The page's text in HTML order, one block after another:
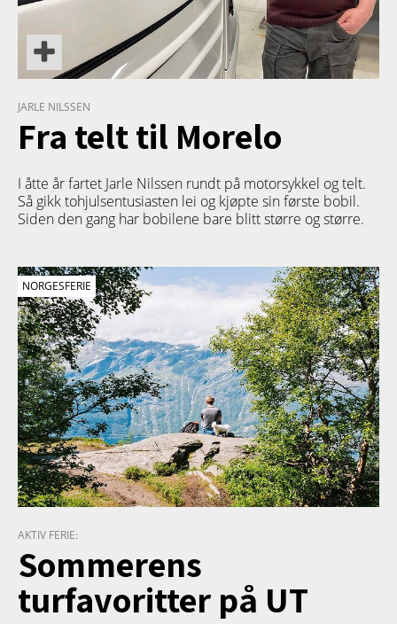
JARLE NILSSEN
Fra telt til Morelo
I åtte år fartet Jarle Nilssen rundt på motorsykkel og telt.
Så gikk tohjulsentusiasten lei og kjøpte sin første bobil.
Siden den gang har bobilene bare blitt større og større.
NORGESFERIE
AKTIV FERIE:
Sommerens
turfavoritter på UT